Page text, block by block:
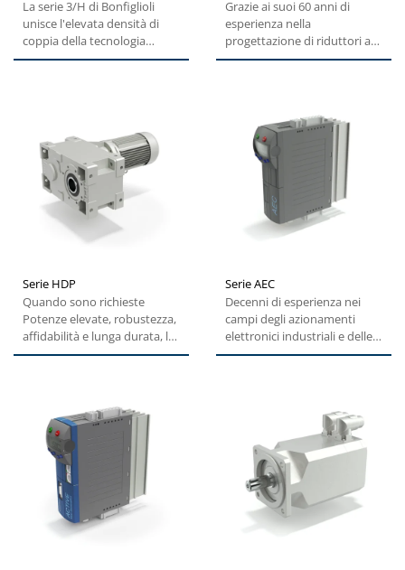
La serie 3/H di Bonfiglioli
unisce l'elevata densità di
coppia della tecnologia
epicicloidale, alla...
Grazie ai suoi 60 anni di
esperienza nella
progettazione di riduttori a
vite senza fine ed
Serie HDP
Quando sono richieste
Potenze elevate, robustezza,
affidabilità e lunga durata, la
migliore soluzione...
Serie AEC
Decenni di esperienza nei
campi degli azionamenti
elettronici industriali e delle
energie rinnovabili...